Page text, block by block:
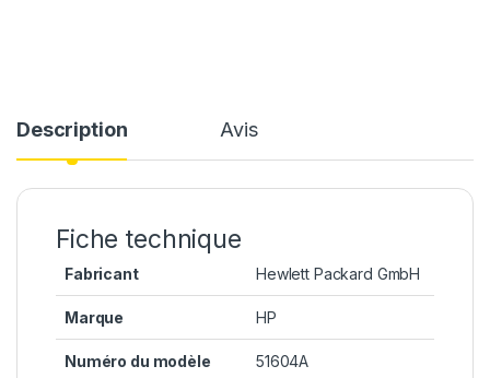
Description Avis
Fiche technique
Fabricant Hewlett Packard GmbH
Marque HP
Numéro du modèle 51604A